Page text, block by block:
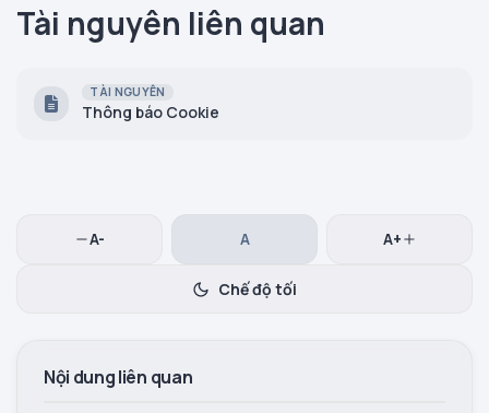
Tài nguyên liên quan
TÀI NGUYÊN
Thông báo Cookie
A- A A+
Chế độ tối
Nội dung liên quan